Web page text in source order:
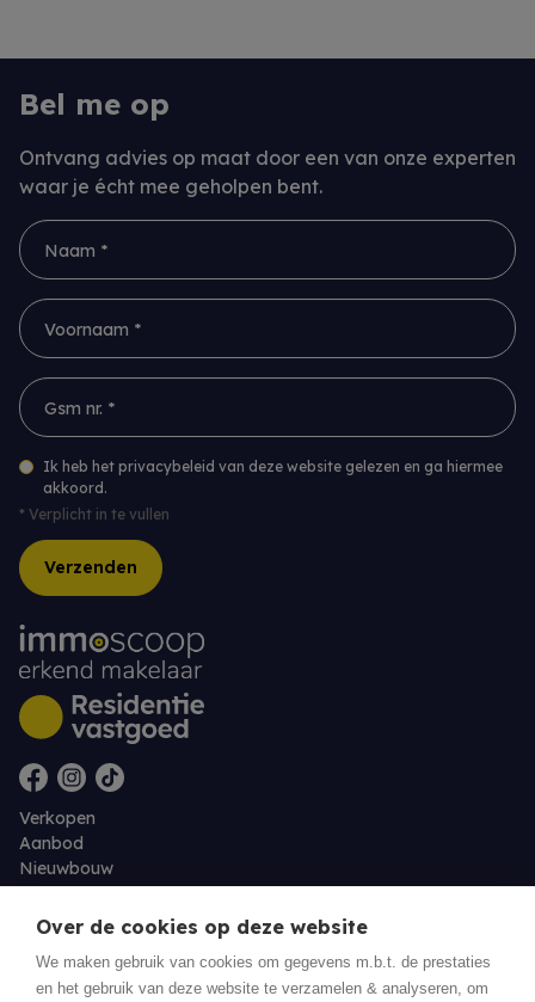
Bel me op
Ontvang advies op maat door een van onze experten
waar je écht mee geholpen bent.
Naam *
Voornaam *
Gsm nr. *
Ik heb het privacybeleid van deze website gelezen en ga hiermee
akkoord.
* Verplicht in te vullen
Verzenden
Verkopen
Aanbod
Nieuwbouw
Over ons
Contact
Over de cookies op deze website
We maken gebruik van cookies om gegevens m.b.t. de prestaties
en het gebruik van deze website te verzamelen & analyseren, om